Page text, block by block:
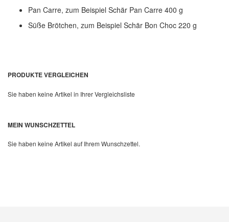
Pan Carre, zum Beispiel Schär Pan Carre 400 g
Süße Brötchen, zum Beispiel Schär Bon Choc 220 g
PRODUKTE VERGLEICHEN
Sie haben keine Artikel in Ihrer Vergleichsliste
MEIN WUNSCHZETTEL
Sie haben keine Artikel auf Ihrem Wunschzettel.